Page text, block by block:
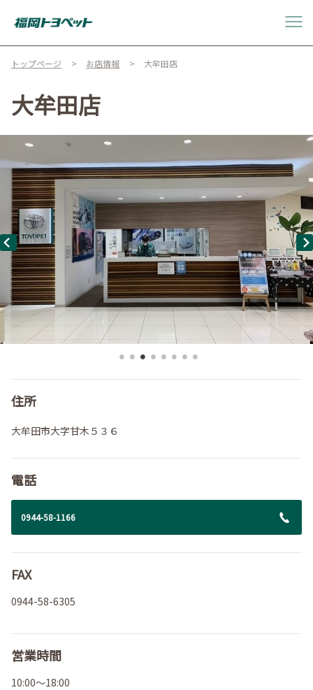
トップページ お店情報 大牟田店
大牟田店
住所
大牟田市大字甘木５３６
電話
0944-58-1166
FAX
0944-58-6305
営業時間
10:00～18:00